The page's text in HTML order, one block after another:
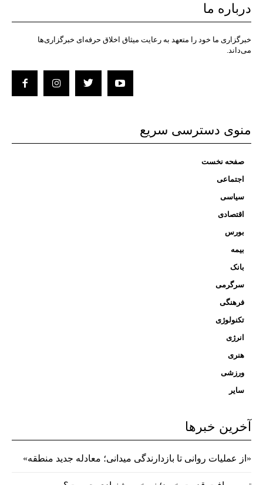
درباره ما
خبرگزاری ما خود را متعهد به رعایت میثاق اخلاق حرفه‌ای خبرگزاری‌ها
می‌داند.
منوی دسترسی سریع
صفحه نخست
اجتماعی
سیاسی
اقتصادی
بورس
بیمه
بانک
سرگرمی
فرهنگی
تکنولوژی
انرژی
هنری
ورزشی
سایر
آخرین خبرها
«از عملیات روانی تا بازدارندگی میدانی؛ معادله جدید منطقه»